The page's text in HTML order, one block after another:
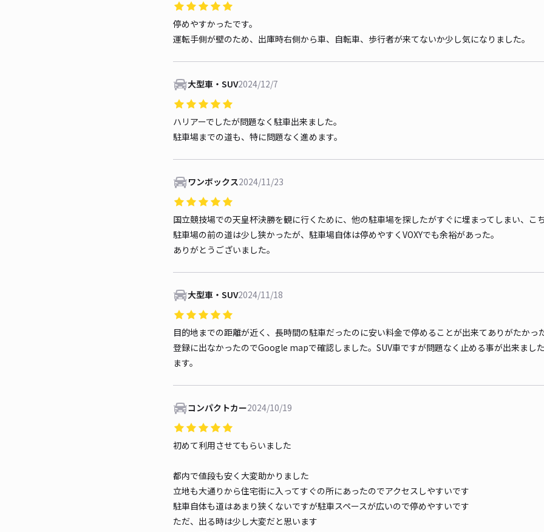
停めやすかったです。
運転手側が壁のため、出庫時右側から車、自転車、歩行者が来てないか少し気になりました。
大型車・SUV2024/12/7
ハリアーでしたが問題なく駐車出来ました。
駐車場までの道も、特に問題なく進めます。
ワンボックス2024/11/23
国立競技場での天皇杯決勝を観に行くために、他の駐車場を探したがすぐに埋まってしまい、こ
駐車場の前の道は少し狭かったが、駐車場自体は停めやすくVOXYでも余裕があった。
ありがとうございました。
大型車・SUV2024/11/18
目的地までの距離が近く、長時間の駐車だったのに安い料金で停めることが出来てありがたかっ
登録に出なかったのでGoogle mapで確認しました。SUV車ですが問題なく止める事が出来まし
ます。
コンパクトカー2024/10/19
初めて利用させてもらいました
都内で値段も安く大変助かりました
立地も大通りから住宅街に入ってすぐの所にあったのでアクセスしやすいです
駐車自体も道はあまり狭くないですが駐車スペースが広いので停めやすいです
ただ、出る時は少し大変だと思います